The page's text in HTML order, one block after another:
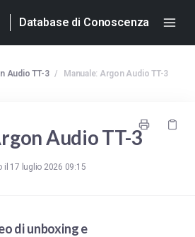
Database di Conoscenza
Audio TT-3 / Manuale: Argon Audio TT-3
Audio TT-3
il 17 luglio 2026 09:15
di unboxing e